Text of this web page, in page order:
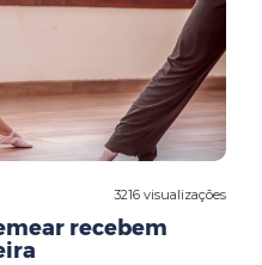
3216 visualizações
recebem